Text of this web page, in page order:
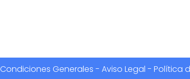
Condiciones Generales - Aviso Legal - Política